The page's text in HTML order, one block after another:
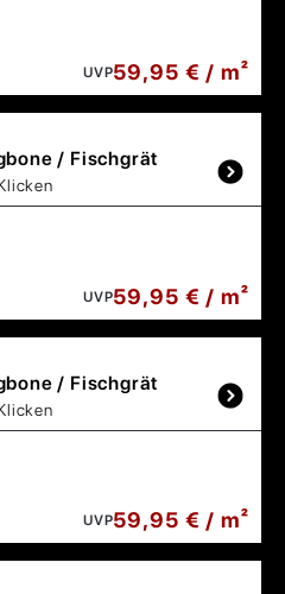
UVP59,95 € / m²
/ Fischgrät
UVP59,95 € / m²
/ Fischgrät
UVP59,95 € / m²